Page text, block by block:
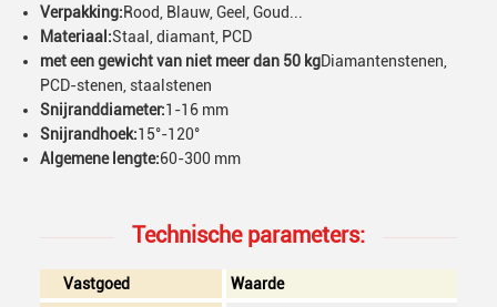
Verpakking:Rood, Blauw, Geel, Goud...
Materiaal:Staal, diamant, PCD
met een gewicht van niet meer dan 50 kgDiamantenstenen,
PCD-stenen, staalstenen
Snijranddiameter:1-16 mm
Snijrandhoek:15°-120°
Algemene lengte:60-300 mm
Technische parameters:
Vastgoed
Waarde